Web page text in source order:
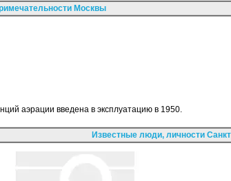
Москвы
аэрации введена в эксплуатацию в 1950.
Известные люди, личности